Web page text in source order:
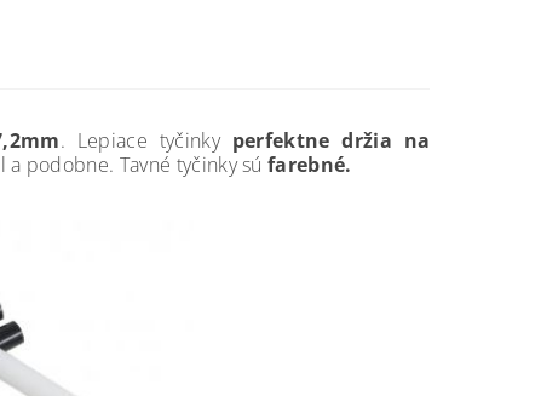
. Lepiace tyčinky perfektne držia na
a podobne. Tavné tyčinky súfarebné.